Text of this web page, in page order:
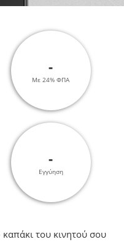
-
Με 24% ΦΠΑ
-
Εγγύηση
καπάκι του κινητού σου